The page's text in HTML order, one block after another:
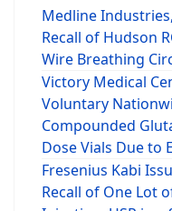
Medline
Recall of Hudson
Wire Breathing
Victory Medical
Voluntary
Compounded
Dose Vials Due to
Fresenius Kabi
Recall of One Lot